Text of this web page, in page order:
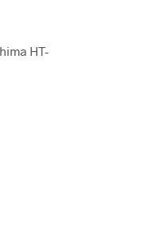
HT-